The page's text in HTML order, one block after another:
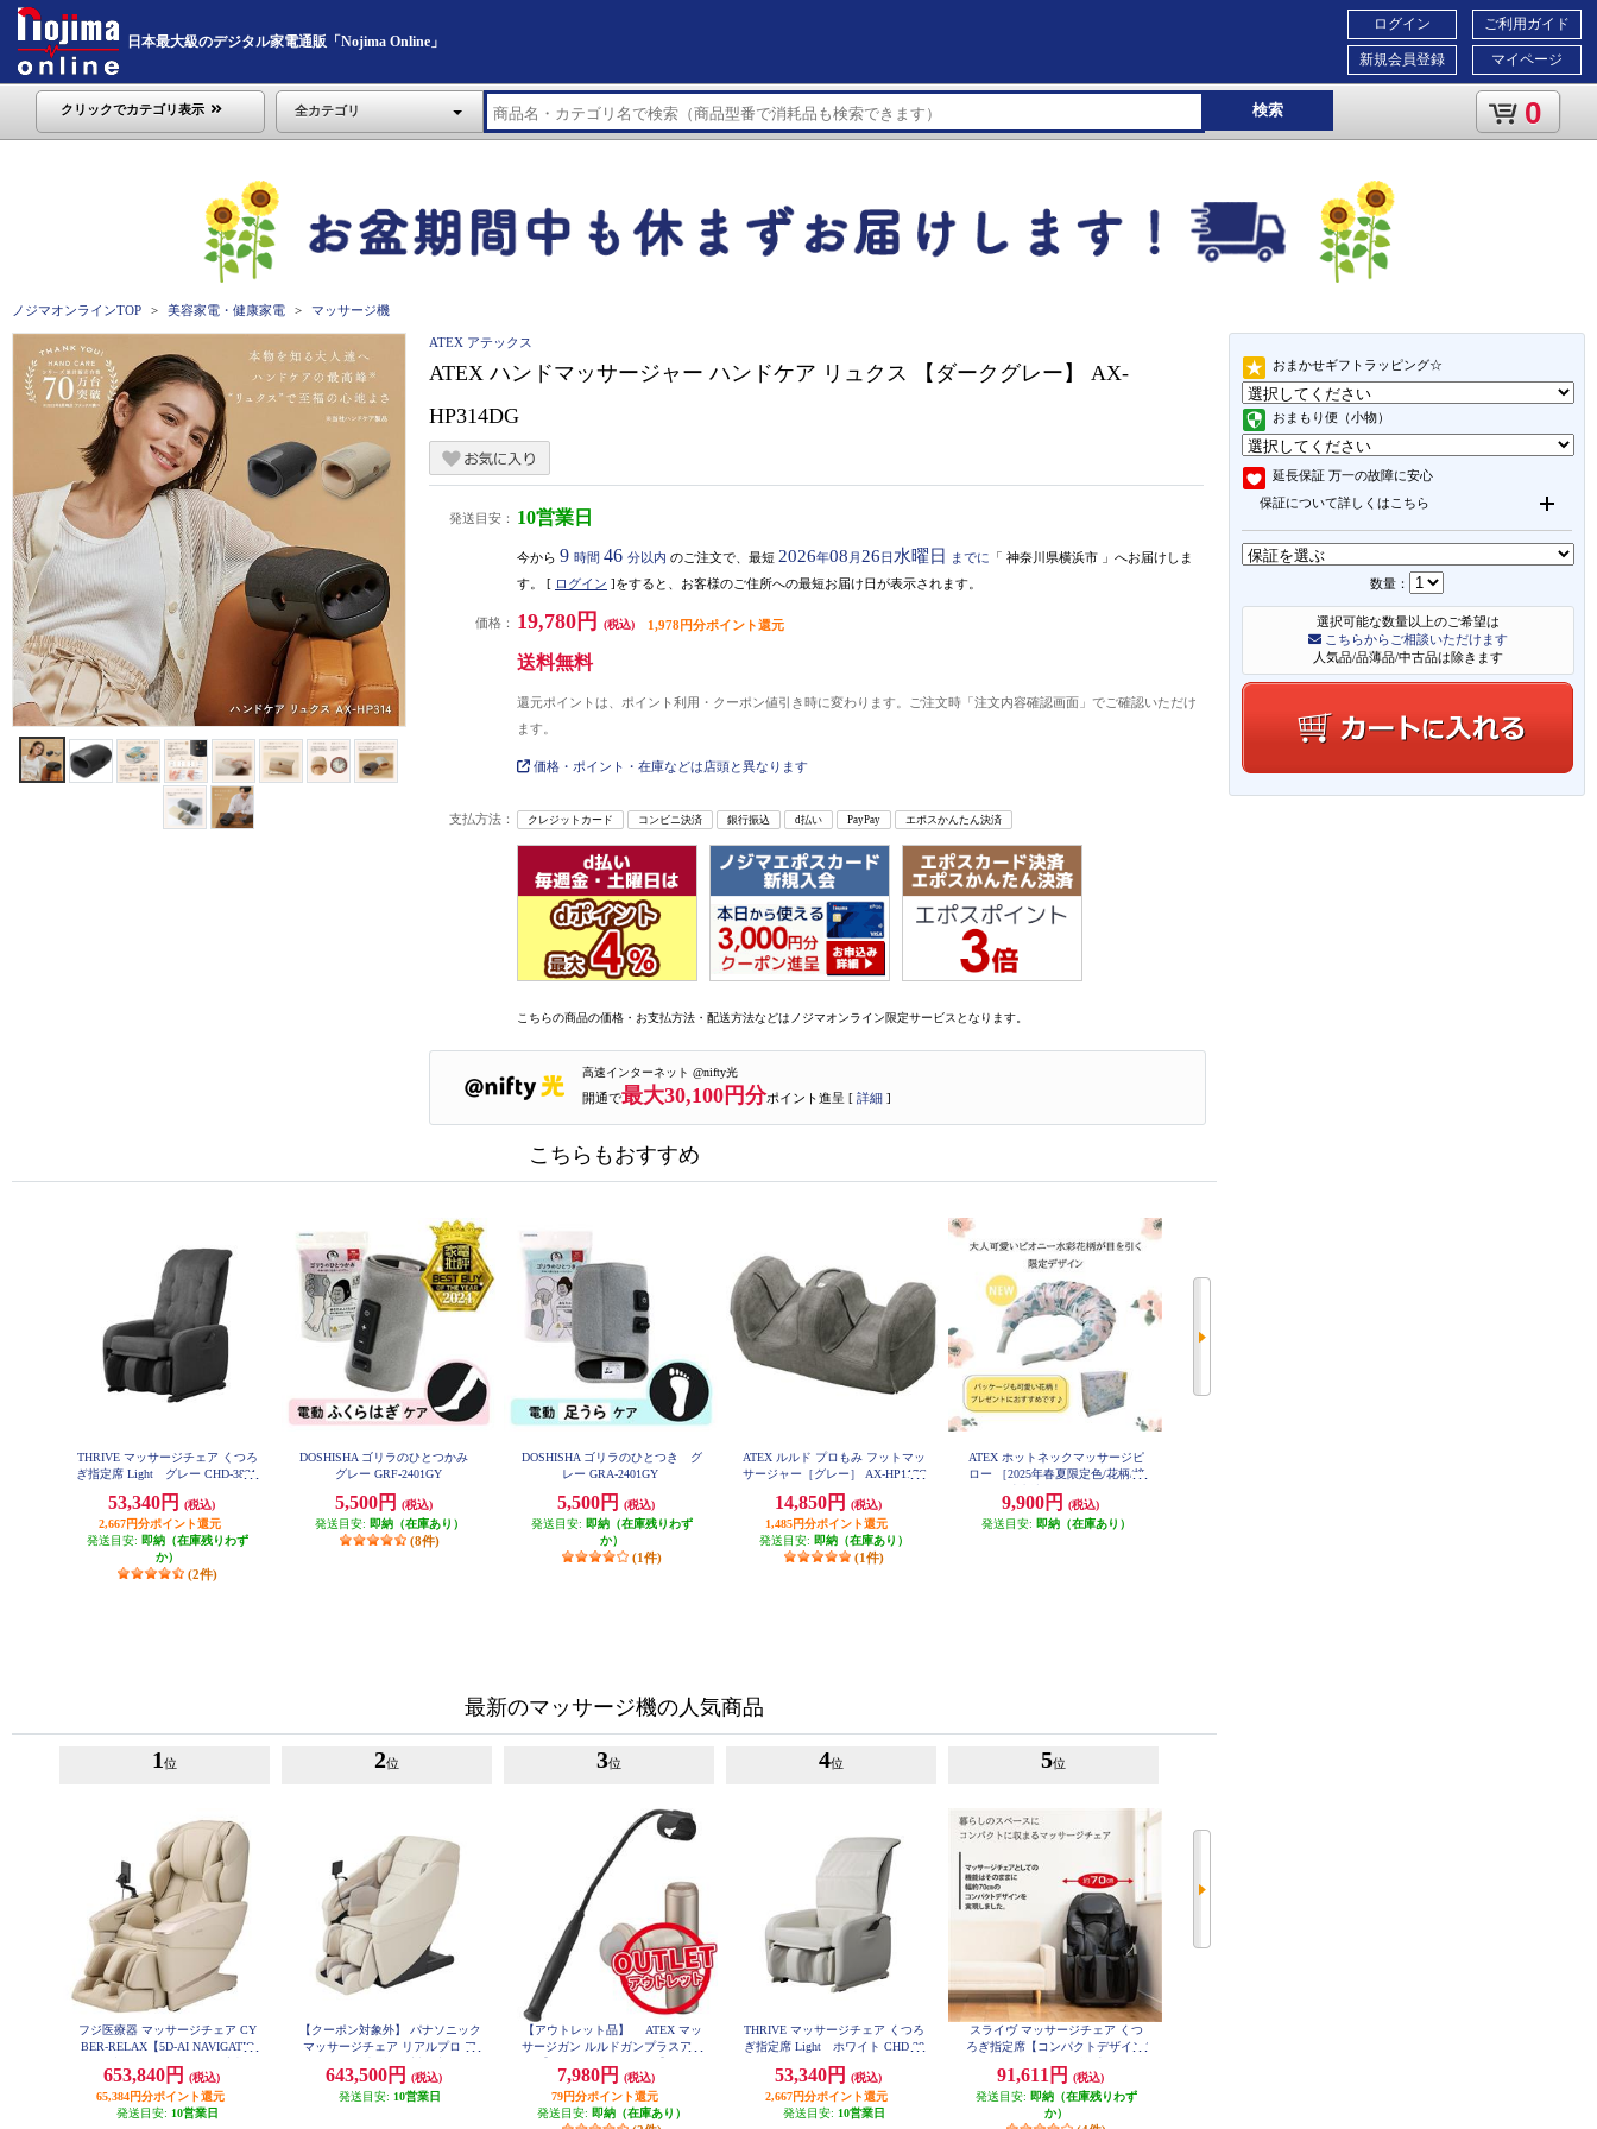
日本最大級のデジタル家電通販「Nojima Online」
ご利用ガイド
マイページ
ログイン
新規会員登録
クリックでカテゴリ表示 全カテゴリ 検索 0
ノジマオンラインTOP 美容家電・健康家電 マッサージ機
おまかせギフトラッピング☆
おまもり便（小物）
延長保証 万一の故障に安心
保証について詳しくはこちら
数量：
選択可能な数量以上のご希望は
こちらからご相談いただけます
人気品/品薄品/中古品は除きます
ATEX アテックス
ATEX ハンドマッサージャー ハンドケア リュクス 【ダークグレー】 AX-
HP314DG
発送目安： 10営業日
今から 9 時間 46 分以内 のご注文で、最短 2026年08 月 26日 水曜日 までに 「 神奈川県横浜市 」 へお届けしま
す。 [ ログイン ]をすると、お客様のご住所への最短お届け日が表示されます。
価格： 19,780円 (税込) 1,978円分ポイント還元
送料無料
還元ポイントは、ポイント利用・クーポン値引き時に変わります。ご注文時「注文内容確認画面」でご確認いただけ
ます。
価格・ポイント・在庫などは店頭と異なります
支払方法： クレジットカード コンビニ決済 銀行振込 d払い PayPay エポスかんたん決済
こちらの商品の価格・お支払方法・配送方法などはノジマオンライン限定サービスとなります。
高速インターネット @nifty光
開通で最大30,100円分ポイント進呈 [ 詳細 ]
こちらもおすすめ
THRIVE マッサージチェア くつろ
ぎ指定席 Light グレー CHD-3821-
53,340円
(税込)
2,667円分ポイント還元
発送目安: 即納（在庫残りわず
か）
(2件)
DOSHISHA ゴリラのひとつかみ
グレー GRF-2401GY
5,500円
(税込)
発送目安: 即納（在庫あり）
(8件)
DOSHISHA ゴリラのひとつき グ
レー GRA-2401GY
5,500円
(税込)
発送目安: 即納（在庫残りわず
か）
(1件)
ATEX ルルド プロもみ フットマッ
サージャー［グレー］ AX-HP117G
14,850円
(税込)
1,485円分ポイント還元
発送目安: 即納（在庫あり）
(1件)
ATEX ホットネックマッサージピ
ロー ［2025年春夏限定色/花柄/接
9,900円
(税込)
発送目安: 即納（在庫あり）
最新のマッサージ機の人気商品
1 位
フジ医療器 マッサージチェア CY
BER-RELAX【5D-AI NAVIGATIO
エアーシステム/ベージュ】 ★大
型配送対象商品 AS-R2350-CS
653,840円
(税込)
65,384円分ポイント還元
発送目安: 10営業日
2位
【クーポン対象外】 パナソニック
マッサージチェア リアルプロ ア
MA121-C
643,500円
(税込)
発送目安: 10営業日
3位
【アウトレット品】 ATEX マッ
サージガン ルルドガンプラスアー
X336GD
7,980円
(税込)
79円分ポイント還元
発送目安: 即納（在庫あり）
4位
THRIVE マッサージチェア くつろ
ぎ指定席 Light ホワイト CHD-38
53,340円
(税込)
2,667円分ポイント還元
発送目安: 10営業日
5位
スライヴ マッサージチェア くつ
ろぎ指定席【コンパクトデザイン/
回り/ブラック】★大型配送対象商
品 CHD-9120
91,611円
(税込)
発送目安: 即納（在庫残りわず
か）